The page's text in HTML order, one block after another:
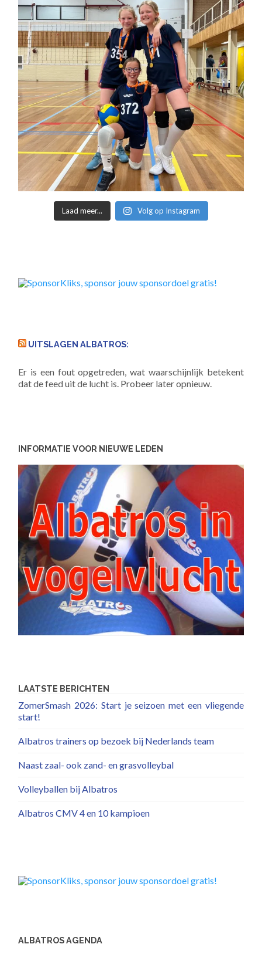
Laad meer... Volg op Instagram
UITSLAGEN ALBATROS:
Er is een fout opgetreden, wat waarschijnlijk betekent
dat de feed uit de lucht is. Probeer later opnieuw.
INFORMATIE VOOR NIEUWE LEDEN
LAATSTE BERICHTEN
ZomerSmash 2026: Start je seizoen met een vliegende
start!
Albatros trainers op bezoek bij Nederlands team
Naast zaal- ook zand- en grasvolleybal
Volleyballen bij Albatros
Albatros CMV 4 en 10 kampioen
ALBATROS AGENDA